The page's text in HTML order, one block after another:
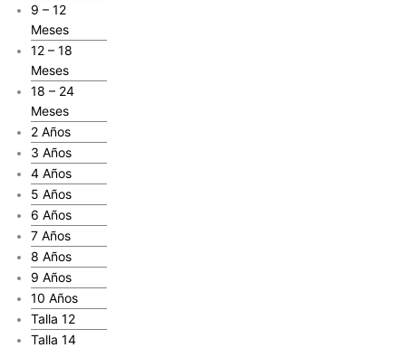
9 – 12
Meses
12 – 18
Meses
18 – 24
Meses
2 Años
3 Años
4 Años
5 Años
6 Años
7 Años
8 Años
9 Años
10 Años
Talla 12
Talla 14